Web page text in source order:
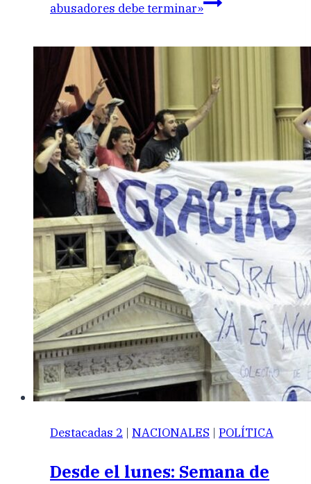
abusadores debe terminar»
Destacadas 2 | NACIONALES | POLÍTICA
Desde el lunes: Semana de